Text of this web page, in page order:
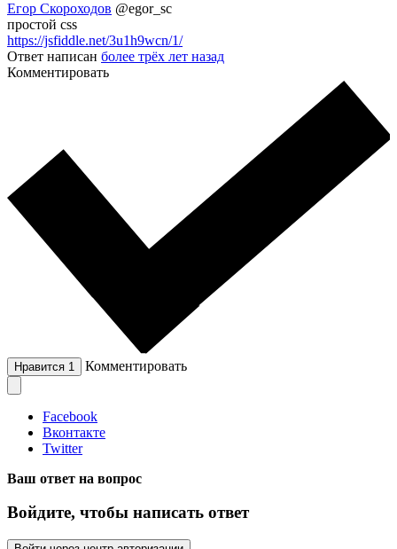
Егор Скороходов @egor_sc
простой css
https://jsfiddle.net/3u1h9wcn/1/
Ответ написан более трёх лет назад
Комментировать
Нравится 1 Комментировать
Facebook
Вконтакте
Twitter
Ваш ответ на вопрос
Войдите, чтобы написать ответ